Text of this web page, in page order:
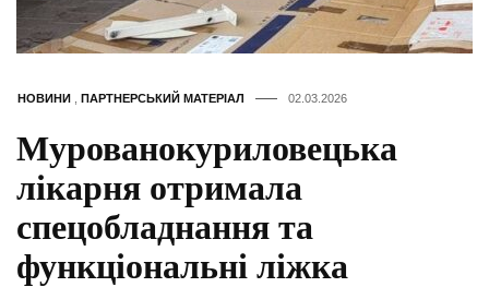
НОВИНИ ПАРТНЕРСЬКИЙ МАТЕРІАЛ 02.03.2026
Мурованокуриловецька
лікарня отримала
спецобладнання та
функціональні ліжка